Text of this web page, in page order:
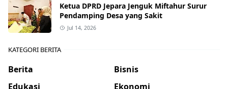
Ketua DPRD Jepara Jenguk Miftahur Surur
Pendamping Desa yang Sakit
Jul 14, 2026
KATEGORI BERITA
Berita
Bisnis
Edukasi
Ekonomi